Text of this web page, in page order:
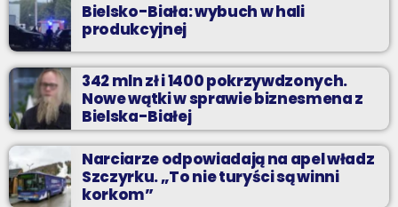
Bielsko-Biała: wybuch w hali
produkcyjnej
342 mln zł i 1400 pokrzywdzonych.
Nowe wątki w sprawie biznesmena z
Bielska-Białej
Narciarze odpowiadają na apel władz
Szczyrku. „To nie turyści są winni
korkom”